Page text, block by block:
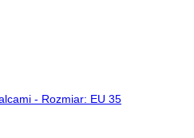
- Rozmiar: EU 35